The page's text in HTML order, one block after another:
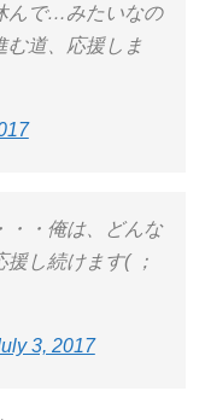
んで…みたいなの
む道、応援しま
・・俺は、どんな
し続けます( ；
3, 2017